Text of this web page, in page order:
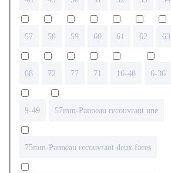
57 58 59 60 61 62 63
68 72 77 71 16-48 6-36
9-49 57mm-Panneau recouvrant une
75mm-Panneau recouvrant deux faces